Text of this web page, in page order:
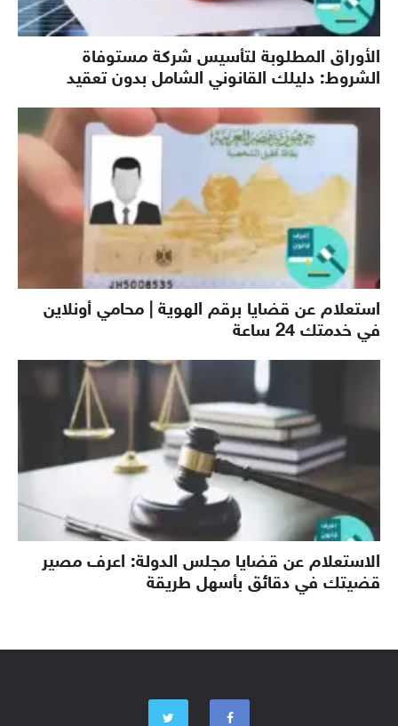
الأوراق المطلوبة لتأسيس شركة مستوفاة
الشروط: دليلك القانوني الشامل بدون تعقيد
استعلام عن قضايا برقم الهوية | محامي أونلاين
في خدمتك 24 ساعة
الاستعلام عن قضايا مجلس الدولة: اعرف مصير
قضيتك في دقائق بأسهل طريقة